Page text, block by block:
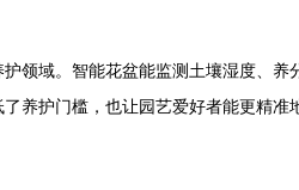
领域。智能花盆能监测土壤湿度、
养护门槛，也让园艺爱好者能更精